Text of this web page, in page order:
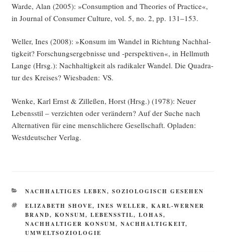
War­de, Alan (2005): »Con­sump­ti­on and Theo­ries of Prac­ti­ce«,
in Jour­nal of Con­su­mer Cul­tu­re, vol. 5, no. 2, pp. 131–153.
Wel­ler, Ines (2008): »Kon­sum im Wan­del in Rich­tung Nach­hal­
tig­keit? For­schungs­er­geb­nis­se und ‑per­spek­ti­ven«, in Hell­muth
Lan­ge (Hrsg.): Nach­hal­tig­keit als radi­ka­ler Wan­del. Die Qua­dra­
tur des Krei­ses? Wies­ba­den: VS.
Wen­ke, Karl Ernst & Zil­le­ßen, Horst (Hrsg.) (1978): Neu­er
Lebens­stil – ver­zich­ten oder ver­än­dern? Auf der Suche nach
Alter­na­ti­ven für eine mensch­li­che­re Gesell­schaft. Opla­den:
West­deut­scher Verlag.
KATEGORIEN
NACHHALTIGES LEBEN, SOZIOLOGISCH GESEHEN
SCHLAGWÖRTER
ELIZABETH SHOVE, INES WELLER, KARL-WERNER
BRAND, KONSUM, LEBENSSTIL, LOHAS,
NACHHALTIGER KONSUM, NACHHALTIGKEIT,
UMWELTSOZIOLOGIE